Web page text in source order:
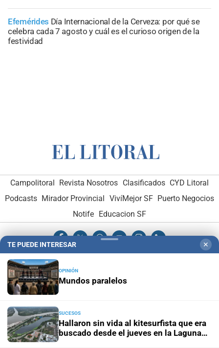
Efemérides Día Internacional de la Cerveza: por qué se
celebra cada 7 agosto y cuál es el curioso origen de la
festividad
Campolitoral Revista Nosotros Clasificados CYD Litoral
Podcasts Mirador Provincial VivíMejor SF Puerto Negocios
Notife Educacion SF
Hemeroteca Digital (1930-1979)
Opcionales con El Litoral
TE PUEDE INTERESAR ✕
OPINIÓN
Mundos paralelos
SUCESOS
Hallaron sin vida al kitesurfista que era
buscado desde el jueves en la Laguna